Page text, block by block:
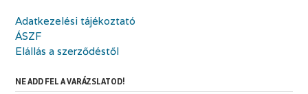
Adatkezelési tájékoztató
ÁSZF
Elállás a szerződéstől
NE ADD FEL A VARÁZSLATOD!